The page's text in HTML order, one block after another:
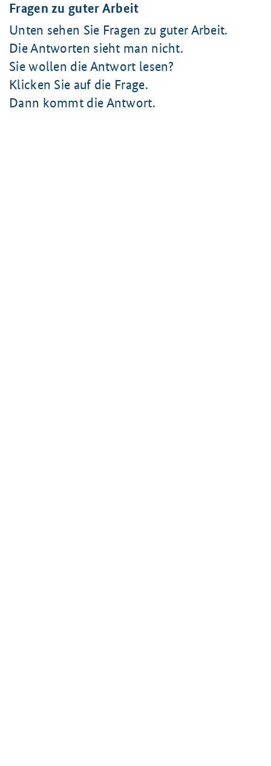
Fragen zu guter Arbeit
Unten sehen Sie Fragen zu guter Arbeit.
Die Antworten sieht man nicht.
Sie wollen die Antwort lesen?
Klicken Sie auf die Frage.
Dann kommt die Antwort.